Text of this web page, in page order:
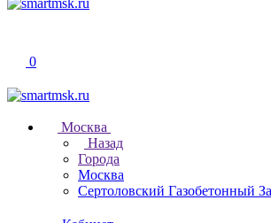
0
Москва
Назад
Города
Москва
Сертоловский Газобетонный